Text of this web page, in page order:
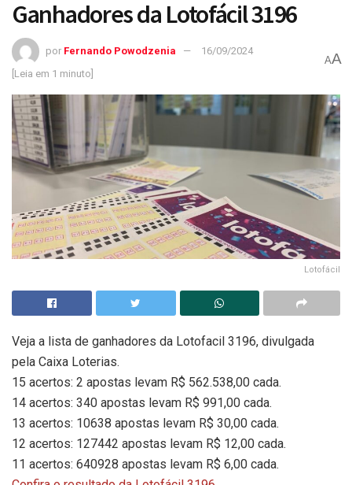
Ganhadores da Lotofácil 3196
por Fernando Powodzenia
16/09/2024
[Leia em 1 minuto]
AA
Lotofácil
Veja a lista de ganhadores da Lotofacil 3196, divulgada
pela Caixa Loterias.
15 acertos: 2 apostas levam R$ 562.538,00 cada.
14 acertos: 340 apostas levam R$ 991,00 cada.
13 acertos: 10638 apostas levam R$ 30,00 cada.
12 acertos: 127442 apostas levam R$ 12,00 cada.
11 acertos: 640928 apostas levam R$ 6,00 cada.